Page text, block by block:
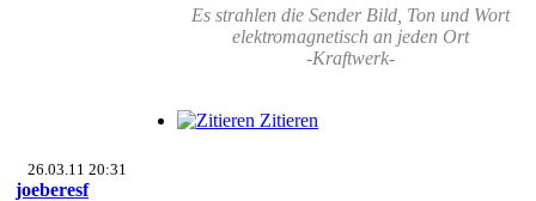
Es strahlen die Sender Bild, Ton und Wort
elektromagnetisch an jeden Ort
-Kraftwerk-
Zitieren
26.03.11 20:31
joeberesf